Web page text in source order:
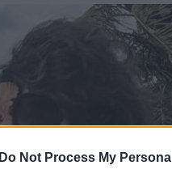
Do Not Process My Personal